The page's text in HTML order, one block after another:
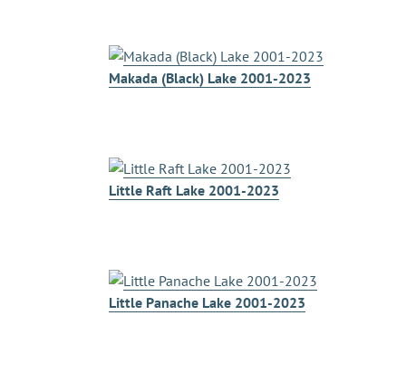
Makada (Black) Lake 2001-2023
Little Raft Lake 2001-2023
Little Panache Lake 2001-2023